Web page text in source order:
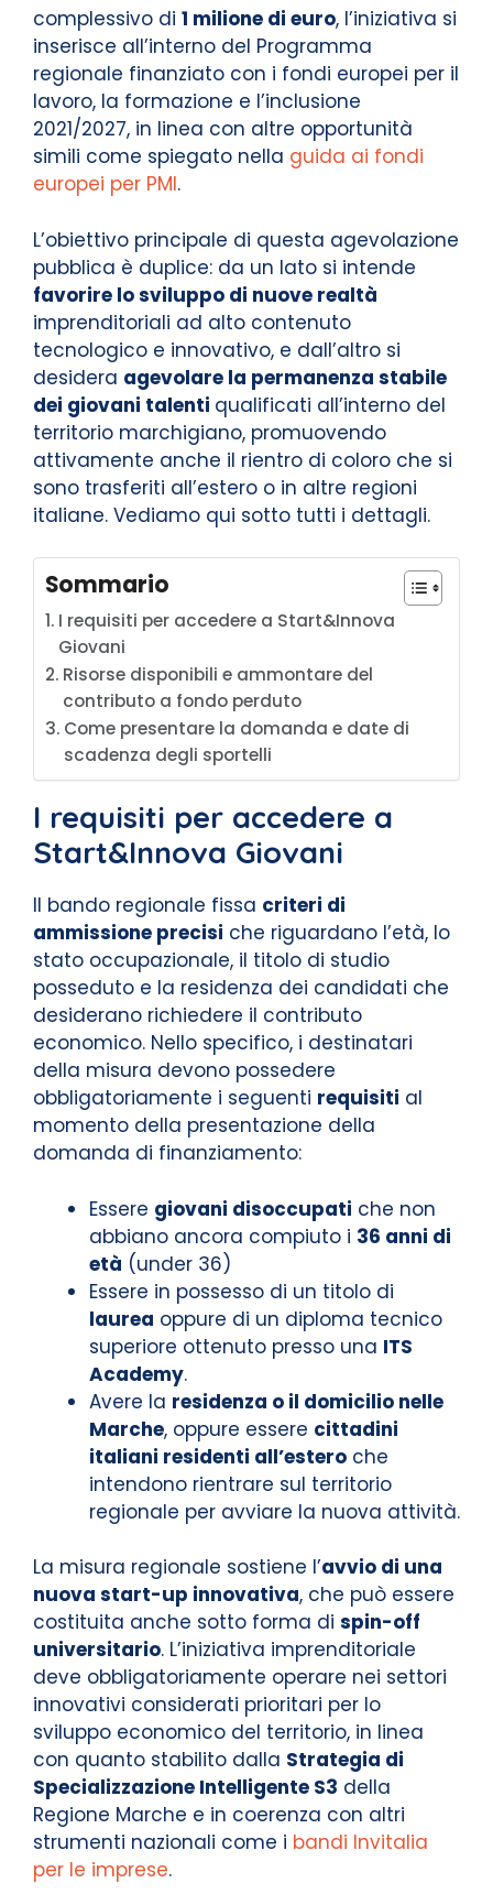
complessivo di 1 milione di euro, l’iniziativa si
inserisce all’interno del Programma
regionale finanziato con i fondi europei per il
lavoro, la formazione e l’inclusione
2021/2027, in linea con altre opportunità
simili come spiegato nella guida ai fondi
europei per PMI.
L’obiettivo principale di questa agevolazione
pubblica è duplice: da un lato si intende
favorire lo sviluppo di nuove realtà
imprenditoriali ad alto contenuto
tecnologico e innovativo, e dall’altro si
desidera agevolare la permanenza stabile
dei giovani talenti qualificati all’interno del
territorio marchigiano, promuovendo
attivamente anche il rientro di coloro che si
sono trasferiti all’estero o in altre regioni
italiane. Vediamo qui sotto tutti i dettagli.
Sommario
I requisiti per accedere a Start&Innova
Giovani
Risorse disponibili e ammontare del
contributo a fondo perduto
Come presentare la domanda e date di
scadenza degli sportelli
I requisiti per accedere a
Start&Innova Giovani
Il bando regionale fissa criteri di
ammissione precisi che riguardano l’età, lo
stato occupazionale, il titolo di studio
posseduto e la residenza dei candidati che
desiderano richiedere il contributo
economico. Nello specifico, i destinatari
della misura devono possedere
obbligatoriamente i seguenti requisiti al
momento della presentazione della
domanda di finanziamento:
Essere giovani disoccupati che non
abbiano ancora compiuto i 36 anni di
età (under 36)
Essere in possesso di un titolo di
laurea oppure di un diploma tecnico
superiore ottenuto presso una ITS
Academy.
Avere la residenza o il domicilio nelle
Marche, oppure essere cittadini
italiani residenti all’estero che
intendono rientrare sul territorio
regionale per avviare la nuova attività.
La misura regionale sostiene l’avvio di una
nuova start-up innovativa, che può essere
costituita anche sotto forma di spin-off
universitario. L’iniziativa imprenditoriale
deve obbligatoriamente operare nei settori
innovativi considerati prioritari per lo
sviluppo economico del territorio, in linea
con quanto stabilito dalla Strategia di
Specializzazione Intelligente S3 della
Regione Marche e in coerenza con altri
strumenti nazionali come i bandi Invitalia
per le imprese.